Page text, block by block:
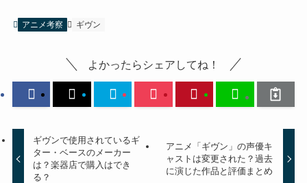
アニメ考察 ギヴン
よかったらシェアしてね！
ギヴンで使用されているギ
ター・ベースのメーカー
は？楽器店で購入はでき
る？
アニメ「ギヴン」の声優キ
ャストは変更された？過去
に演じた作品と評価まとめ